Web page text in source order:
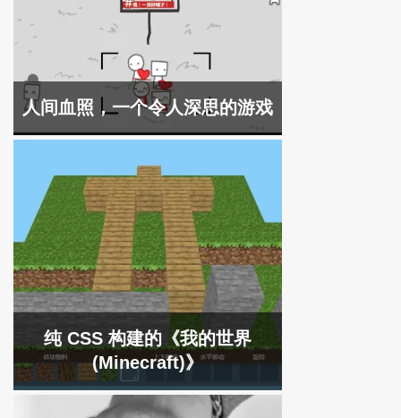
人间血照，一个令人深思的游戏
纯 CSS 构建的《我的世界
(Minecraft)》